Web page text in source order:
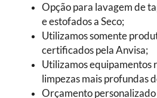
Opção para lavagem de
e estofados a Seco;
Utilizamos somente
certificados pela Anvisa;
Utilizamos equipamentos
limpezas mais profundas
Orçamento